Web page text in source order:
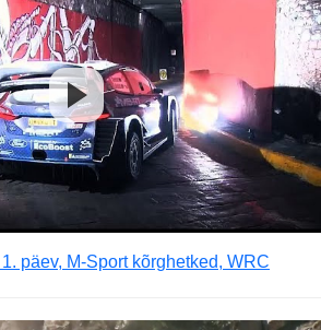
päev, M-Sport kõrghetked, WRC